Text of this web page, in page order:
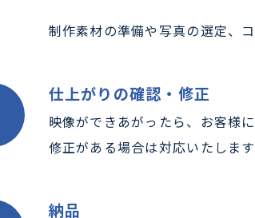
制作素材の準備や写真の選定、
仕上がりの確認・修正
映像ができあがったら、お客様
修正がある場合は対応いたしま
納品